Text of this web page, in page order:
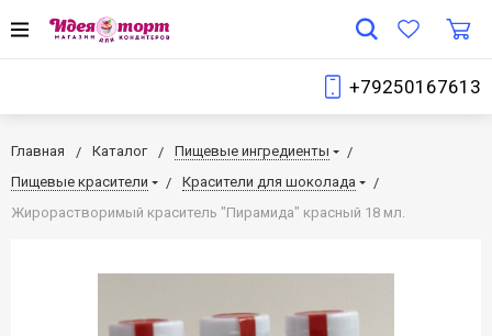
+79250167613
Главная Каталог
Пищевые ингредиенты
Пищевые красители
Красители для шоколада
Жирорастворимый краситель "Пирамида" красный 18 мл.